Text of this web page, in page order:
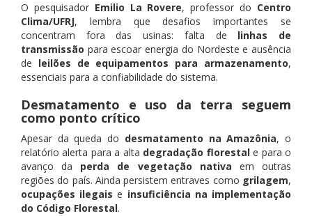
O pesquisador Emilio La Rovere, professor do Centro
Clima/UFRJ, lembra que desafios importantes se
concentram fora das usinas: falta de linhas de
transmissão para escoar energia do Nordeste e ausência
de leilões de equipamentos para armazenamento,
essenciais para a confiabilidade do sistema.
Desmatamento e uso da terra seguem
como ponto crítico
Apesar da queda do desmatamento na Amazônia, o
relatório alerta para a alta degradação florestale para o
avanço da perda de vegetação nativa em outras
regiões do país. Ainda persistem entraves como grilagem,
ocupações ilegais e insuficiência na implementação
do Código Florestal.